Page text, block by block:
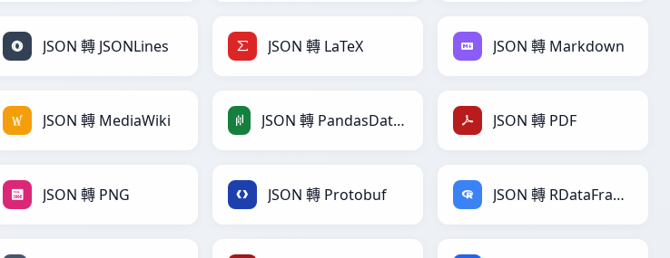
JSON 轉 JSONLines JSON 轉 LaTeX JSON 轉 Markdown
JSON 轉 MediaWiki JSON 轉 PandasDataFrame JSON 轉 PDF
JSON 轉 PNG JSON 轉 Protobuf JSON 轉 RDataFrame